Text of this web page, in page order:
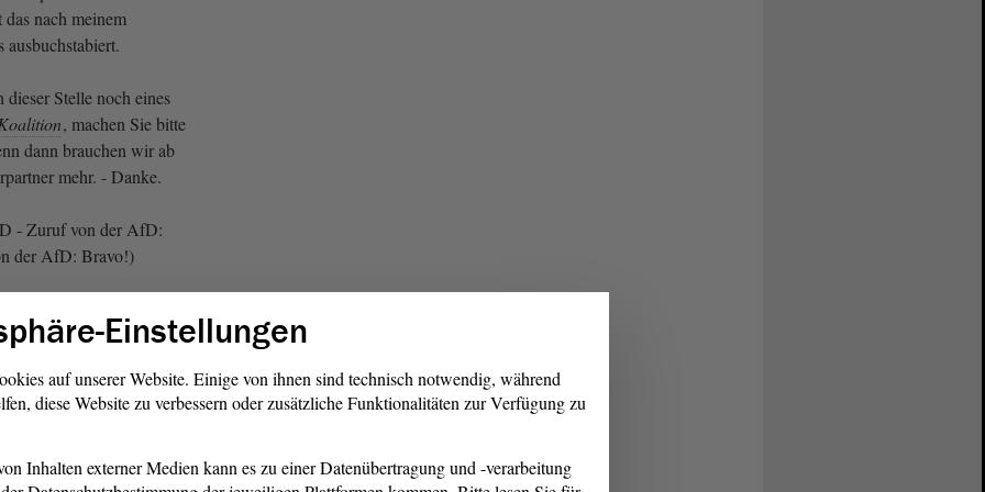
nach meinem
dieser Stelle noch eines
, machen Sie bitte
dann brauchen wir ab
mehr. - Danke.
- Zuruf von der AfD:
der AfD: Bravo!)
Gallert:
von Herrn Teßmann. -
Einstellungen
auf unserer Website. Einige von ihnen sind technisch notwendig, während
diese Website zu verbessern oder zusätzliche Funktionalitäten zur Verfügung zu
Inhalten externer Medien kann es zu einer Datenübertragung und -verarbeitung